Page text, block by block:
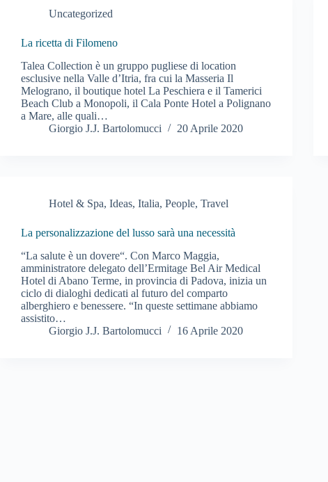
Uncategorized
La ricetta di Filomeno
Talea Collection è un gruppo pugliese di location
esclusive nella Valle d’Itria, fra cui la Masseria Il
Melograno, il boutique hotel La Peschiera e il Tamerici
Beach Club a Monopoli, il Cala Ponte Hotel a Polignano
a Mare, alle quali…
Giorgio J.J. Bartolomucci
20 Aprile 2020
Hotel & Spa, Ideas, Italia, People, Travel
La personalizzazione del lusso sarà una necessità
“La salute è un dovere“. Con Marco Maggia,
amministratore delegato dell’Ermitage Bel Air Medical
Hotel di Abano Terme, in provincia di Padova, inizia un
ciclo di dialoghi dedicati al futuro del comparto
alberghiero e benessere. “In queste settimane abbiamo
assistito…
Giorgio J.J. Bartolomucci
16 Aprile 2020